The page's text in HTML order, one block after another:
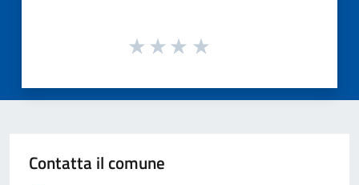
Contatta il comune